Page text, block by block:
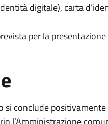
digitale), carta
per la presentazione
conclude positivamente